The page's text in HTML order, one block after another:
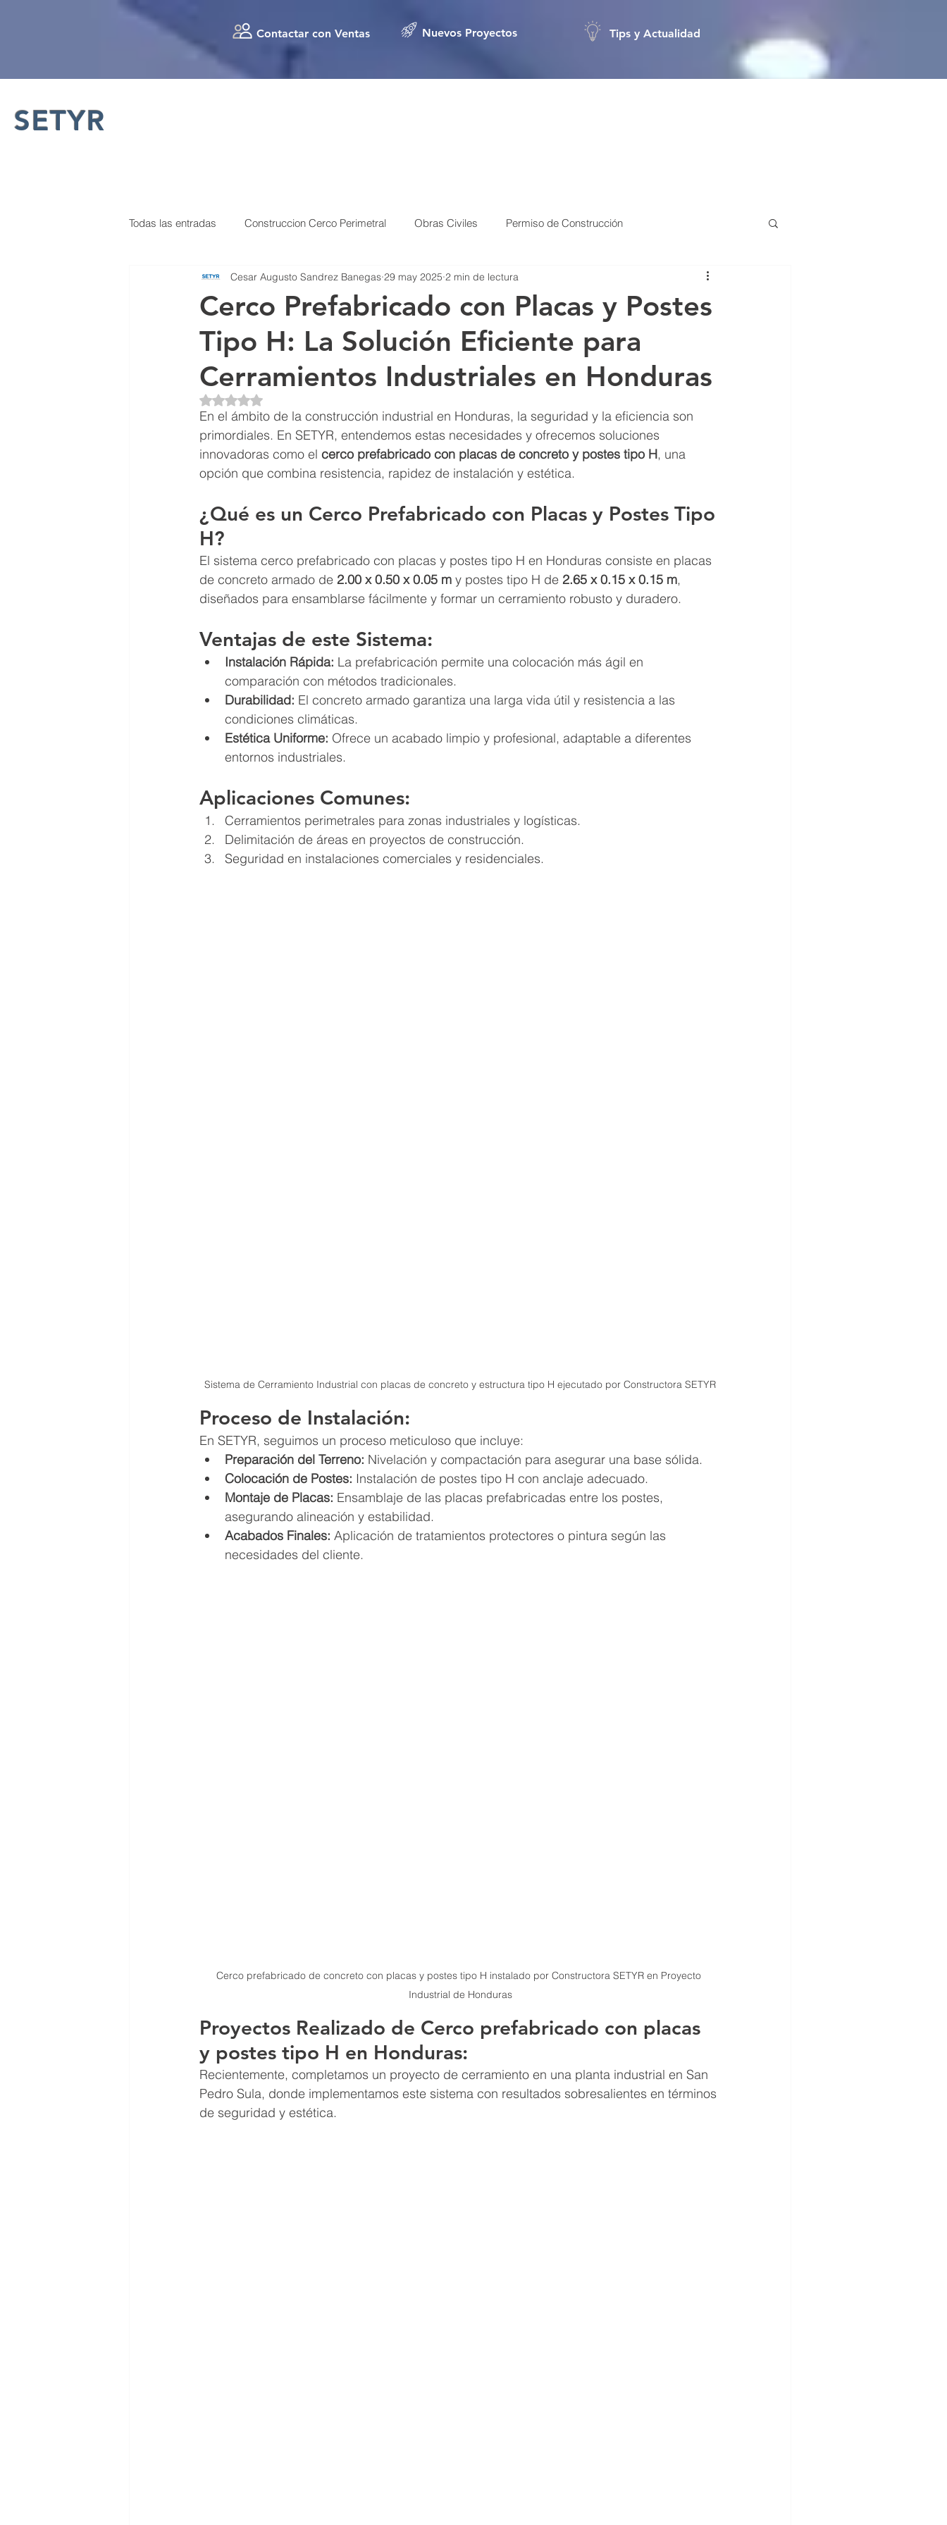
Contactar con Ventas Nuevos Proyectos Tips y Actualidad
Todas las entradas Construccion Cerco Perimetral Obras Civiles Permiso de Construcción
Municipalidad de San Pedro Sula Construcción Mejora o Reparación
Proyectos Realizados
Cerco Prefabricado con Placas y Postes
Tipo H: La Solución Eficiente para
Cerramientos Industriales en Honduras
Cesar Augusto Sandrez Banegas 29 may 2025 2 min de lectura
Obtuvo NaN de 5 estrellas.
En el ámbito de la construcción industrial en Honduras, la seguridad y la eficiencia son
primordiales. En SETYR, entendemos estas necesidades y ofrecemos soluciones
innovadoras como el cerco prefabricado con placas de concreto y postes tipo H, una
opción que combina resistencia, rapidez de instalación y estética.
¿Qué es un Cerco Prefabricado con Placas y Postes Tipo
H?
El sistema cerco prefabricado con placas y postes tipo H en Honduras consiste en placas
de concreto armado de 2.00 x 0.50 x 0.05 m y postes tipo H de 2.65 x 0.15 x 0.15 m,
diseñados para ensamblarse fácilmente y formar un cerramiento robusto y duradero.
Ventajas de este Sistema:
Instalación Rápida: La prefabricación permite una colocación más ágil en
comparación con métodos tradicionales.
Durabilidad: El concreto armado garantiza una larga vida útil y resistencia a las
condiciones climáticas.
Estética Uniforme: Ofrece un acabado limpio y profesional, adaptable a diferentes
entornos industriales.
Aplicaciones Comunes:
Cerramientos perimetrales para zonas industriales y logísticas.
Delimitación de áreas en proyectos de construcción.
Seguridad en instalaciones comerciales y residenciales.
Sistema de Cerramiento Industrial con placas de concreto y estructura tipo H ejecutado por Constructora SETYR
Proceso de Instalación:
En SETYR, seguimos un proceso meticuloso que incluye:
Preparación del Terreno: Nivelación y compactación para asegurar una base sólida.
Colocación de Postes: Instalación de postes tipo H con anclaje adecuado.
Montaje de Placas: Ensamblaje de las placas prefabricadas entre los postes,
asegurando alineación y estabilidad.
Acabados Finales: Aplicación de tratamientos protectores o pintura según las
necesidades del cliente.
Cerco prefabricado de concreto con placas y postes tipo H instalado por Constructora SETYR en Proyecto
Industrial de Honduras
Proyectos Realizado de Cerco prefabricado con placas
y postes tipo H en Honduras:
Recientemente, completamos un proyecto de cerramiento en una planta industrial en San
Pedro Sula, donde implementamos este sistema con resultados sobresalientes en términos
de seguridad y estética.
SETYR